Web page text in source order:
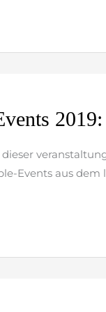
Events aus dem